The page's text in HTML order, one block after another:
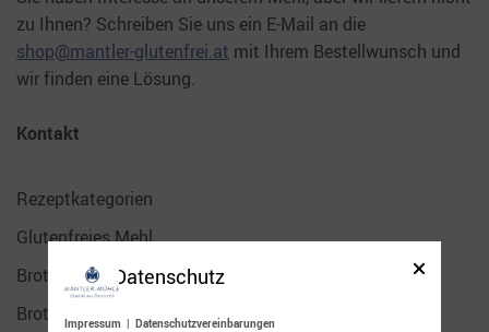
zu Ihnen? Schreiben Sie uns ein E-Mail an die
shop@mantler-glutenfrei.at mit Ihrem Bestellwunsch und
wir finden eine Lösung.
Kontakt
Rezeptkategorien
Glutenfreies Mehl
Brot-& Gebäckmix glutenfrei
Brot-Mix glutenfrei
Datenschutz
Impressum | Datenschutzvereinbarungen